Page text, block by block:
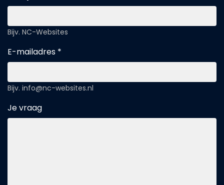
Bijv. NC-Websites
E-mailadres *
Bijv. info@nc-websites.nl
Je vraag